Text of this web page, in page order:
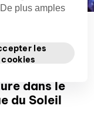
au coeur les
dans le
du Soleil
plus amples
les
cookies